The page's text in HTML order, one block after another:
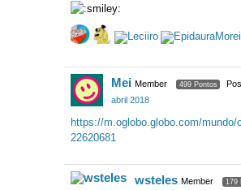
Mei Member 499 Pontos
abril 2018
https://m.oglobo.globo.com/
22620681
wsteles Member 179